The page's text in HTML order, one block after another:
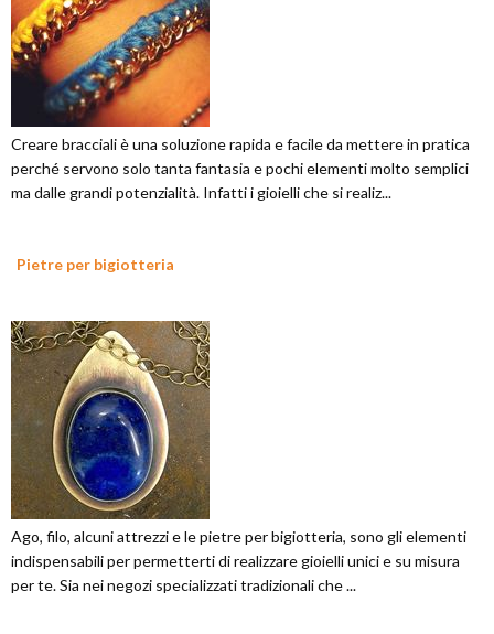
Creare bracciali è una soluzione rapida e facile da mettere in pratica
perché servono solo tanta fantasia e pochi elementi molto semplici
ma dalle grandi potenzialità. Infatti i gioielli che si realiz...
Pietre per bigiotteria
Ago, filo, alcuni attrezzi e le pietre per bigiotteria, sono gli elementi
indispensabili per permetterti di realizzare gioielli unici e su misura
per te. Sia nei negozi specializzati tradizionali che ...